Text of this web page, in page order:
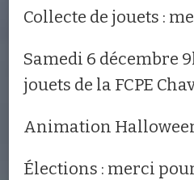
Collecte de jouets :
Samedi 6 décembre
jouets de la FCPE
Animation
Élections : merci